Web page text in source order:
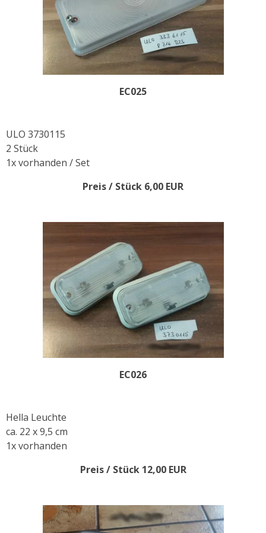
EC025
ULO 3730115
2 Stück
1x vorhanden / Set
Preis / Stück 6,00 EUR
EC026
Hella Leuchte
ca. 22 x 9,5 cm
1x vorhanden
Preis / Stück 12,00 EUR